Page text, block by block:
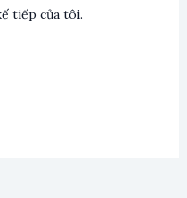
tiếp của tôi.